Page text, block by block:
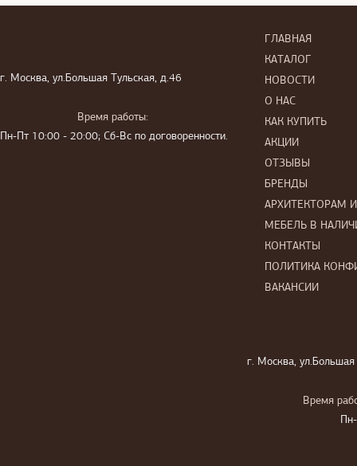
г. Москва, ул.Большая Тульская, д.46
Время работы:
Пн-Пт 10:00 - 20:00; Сб-Вс по договоренности.
ГЛАВНАЯ
КАТАЛОГ
НОВОСТИ
О НАС
КАК КУПИТЬ
АКЦИИ
ОТЗЫВЫ
БРЕНДЫ
АРХИТЕКТОРАМ
МЕБЕЛЬ В
КОНТАКТЫ
ПОЛИТИКА
ВАКАНСИИ
г. Москва,
Время